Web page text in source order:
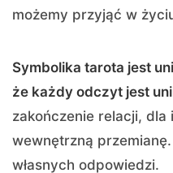
możemy przyjąć w
Symbolika tarota jest
że każdy odczyt jest
zakończenie relacji, dla
wewnętrzną przemianę.
własnych odpowiedzi.